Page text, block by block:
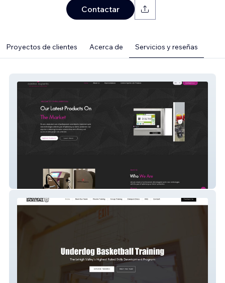
Contactar
Proyectos de clientes Acerca de Servicios y reseñas
Controlexperto